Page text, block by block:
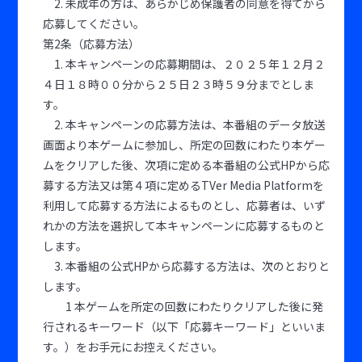
応募してください。
第2条（応募方法）
1. 本キャンペーンの応募期間は、２０２５年１２月２
４日１８時００分から２５日２３時５９分までとしま
す。
2. 本キャンペーンの応募方法は、本番組のデータ放送
画面より本ゲームに参加し、所定の回数にわたり本ゲー
ムをクリアした後、次項に定める本番組の公式HPから応
募する方法又は第４項に定めるTVer Media Platformを
利用して応募する方法によるものとし、応募者は、いず
れかの方法を選択して本キャンペーンに応募するものと
します。
3. 本番組の公式HPから応募する方法は、次のとおりと
します。
1 本ゲームを所定の回数にわたりクリアした後に発
行されるキーワード（以下「応募キーワード」といいま
す。）をお手元にお控えください。